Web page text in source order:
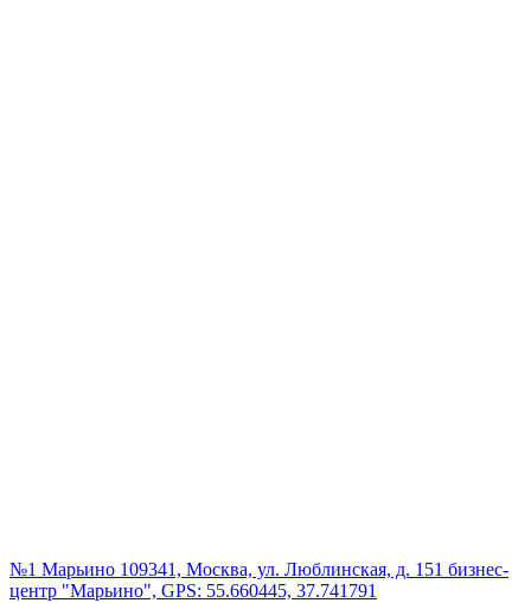
№1 Марьино 109341, Москва, ул. Люблинская, д. 151 бизнес-
центр "Марьино", GPS: 55.660445, 37.741791